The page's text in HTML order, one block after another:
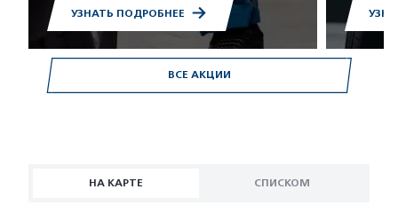
ВСЕ АКЦИИ
УЗНАТЬ ПОДРОБНЕЕ
НА КАРТЕ СПИСКОМ